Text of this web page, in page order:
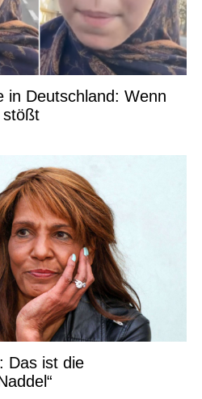
in Deutschland: Wenn
stößt
Das ist die